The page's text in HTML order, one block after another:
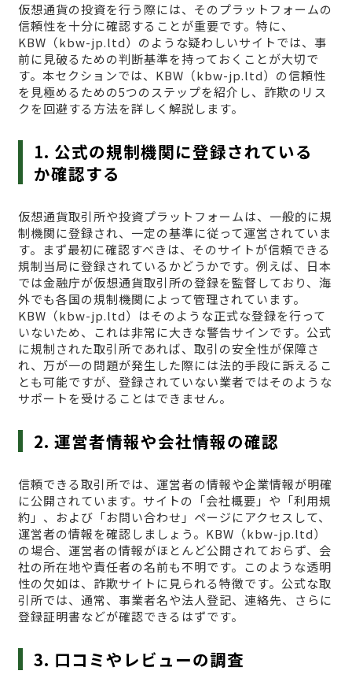
仮想通貨の投資を行う際には、そのプラットフォームの
信頼性を十分に確認することが重要です。特に、
KBW（kbw-jp.ltd）のような疑わしいサイトでは、事
前に見破るための判断基準を持っておくことが大切で
す。本セクションでは、KBW（kbw-jp.ltd）の信頼性
を見極めるための5つのステップを紹介し、詐欺のリス
クを回避する方法を詳しく解説します。
1. 公式の規制機関に登録されている
か確認する
仮想通貨取引所や投資プラットフォームは、一般的に規
制機関に登録され、一定の基準に従って運営されていま
す。まず最初に確認すべきは、そのサイトが信頼できる
規制当局に登録されているかどうかです。例えば、日本
では金融庁が仮想通貨取引所の登録を監督しており、海
外でも各国の規制機関によって管理されています。
KBW（kbw-jp.ltd）はそのような正式な登録を行って
いないため、これは非常に大きな警告サインです。公式
に規制された取引所であれば、取引の安全性が保障さ
れ、万が一の問題が発生した際には法的手段に訴えるこ
とも可能ですが、登録されていない業者ではそのような
サポートを受けることはできません。
2. 運営者情報や会社情報の確認
信頼できる取引所では、運営者の情報や企業情報が明確
に公開されています。サイトの「会社概要」や「利用規
約」、および「お問い合わせ」ページにアクセスして、
運営者の情報を確認しましょう。KBW（kbw-jp.ltd）
の場合、運営者の情報がほとんど公開されておらず、会
社の所在地や責任者の名前も不明です。このような透明
性の欠如は、詐欺サイトに見られる特徴です。公式な取
引所では、通常、事業者名や法人登記、連絡先、さらに
登録証明書などが確認できるはずです。
3. 口コミやレビューの調査